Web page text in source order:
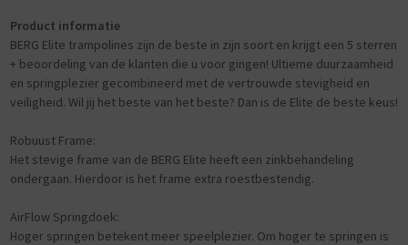
Product informatie
BERG Elite trampolines zijn de beste in zijn soort en krijgt een 5 sterren
+ beoordeling van de klanten die u voor gingen! Ultieme duurzaamheid
en springplezier gecombineerd met de vertrouwde stevigheid en
veiligheid. Wil jij het beste van het beste? Dan is de Elite de beste keus!
Robuust Frame:
Het stevige frame van de BERG Elite heeft een zinkbehandeling
ondergaan. Hierdoor is het frame extra roestbestendig.
AirFlow Springdoek:
Hoger springen betekent meer speelplezier. Om hoger te springen is